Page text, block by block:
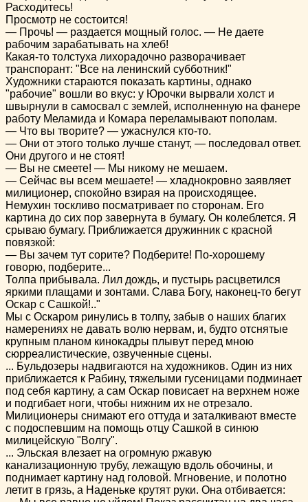
Расходитесь!
Просмотр не состоится!
— Прочь! — раздается мощный голос. — Не даете
рабочим зарабатывать на хлеб!
Какая-то толстуха лихорадочно разворачивает
транспорант: "Все на ленинский субботник!"
Художники стараются показать картины, однако
"рабочие" вошли во вкус: у Юрочки вырвали холст и
швырнули в самосвал с землей, исполненную на фанере
работу Меламида и Комара переламывают пополам.
— Что вы творите? — ужаснулся кто-то.
— Они от этого только лучше станут, — последовал ответ.
Они другого и не стоят!
— Вы не смеете! — Мы никому не мешаем.
— Сейчас вы всем мешаете! — хладнокровно заявляет
милиционер, спокойно взирая на происходящее.
Немухин тоскливо посматривает по сторонам. Его
картина до сих пор завернута в бумагу. Он колеблется. Я
срываю бумагу. Приближается дружинник с красной
повязкой:
— Вы зачем тут сорите? Подберите! По-хорошему
говорю, подберите...
Толпа прибывала. Лил дождь, и пустырь расцветился
яркими плащами и зонтами. Слава Богу, наконец-то бегут
Оскар с Сашкой!.."
Мы с Оскаром ринулись в толпу, забыв о наших благих
намерениях не давать волю нервам, и, будто отснятые
крупным планом кинокадры плывут перед мною
сюрреалистические, озвученные сцены.
... Бульдозеры надвигаются на художников. Один из них
приближается к Рабину, тяжелыми гусеницами подминает
под себя картину, а сам Оскар повисает на верхнем ноже
и подгибает ноги, чтобы нижним их не отрезало.
Милиционеры снимают его оттуда и заталкивают вместе
с подоспевшим на помощь отцу Сашкой в синюю
милицейскую "Волгу".
... Эльская влезает на огромную ржавую
канализационную трубу, лежащую вдоль обочины, и
поднимает картину над головой. Мгновение, и полотно
летит в грязь, а Наденьке крутят руки. Она отбивается: